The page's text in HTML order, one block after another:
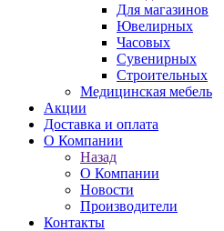
Для магазинов
Ювелирных
Часовых
Сувенирных
Строительных
Медицинская мебель
Акции
Доставка и оплата
О Компании
Назад
О Компании
Новости
Производители
Контакты